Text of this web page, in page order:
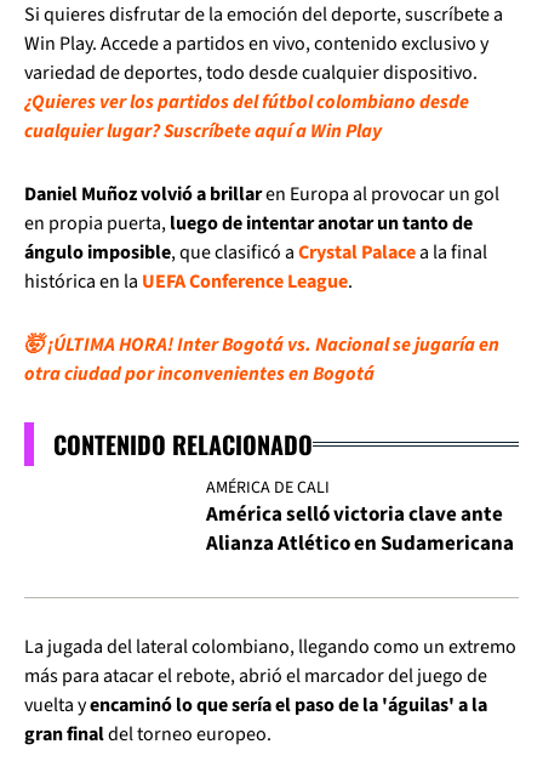
Si quieres disfrutar de la emoción del deporte, suscríbete a
Win Play. Accede a partidos en vivo, contenido exclusivo y
variedad de deportes, todo desde cualquier dispositivo.
¿Quieres ver los partidos del fútbol colombiano desde
cualquier lugar? Suscríbete aquí a Win Play
Daniel Muñoz volvió a brillaren Europa al provocar un gol
en propia puerta,luego de intentar anotar un tanto de
ángulo imposible, que clasificó aCrystal Palacea la final
histórica en la UEFA Conference League.
🤯 ¡ÚLTIMA HORA! Inter Bogotá vs. Nacional se jugaría en
otra ciudad por inconvenientes en Bogotá
CONTENIDO RELACIONADO
AMÉRICA DE CALI
América selló victoria clave ante
Alianza Atlético en Sudamericana
La jugada del lateral colombiano, llegando como un extremo
más para atacar el rebote, abrió el marcador del juego de
vuelta yencaminó lo que sería el paso de la 'águilas' a la
gran finaldel torneo europeo.